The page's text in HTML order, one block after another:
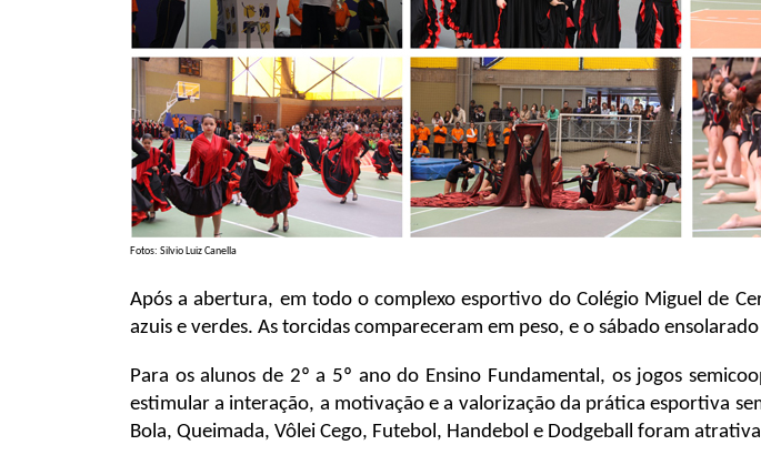
Fotos: Silvio Luiz Canella
Após a abertura, em todo o complexo esportivo do Colégio Miguel de
azuis e verdes. As torcidas compareceram em peso, e o sábado
Para os alunos de 2º a 5º ano do Ensino Fundamental, os jogos
estimular a interação, a motivação e a valorização da prática esportiva
Bola, Queimada, Vôlei Cego, Futebol, Handebol e Dodgeball foram